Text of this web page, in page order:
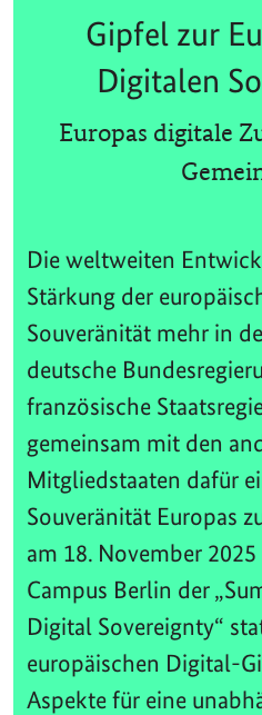
Gipfel zur
Digitalen
Europas digitale
Die weltweiten
Stärkung der
Souveränität mehr in
deutsche
französische
gemeinsam mit den
Mitgliedstaaten dafür
Souveränität Europas
am 18. November
Campus Berlin der
Digital Sovereignty“
europäischen Digital-
Aspekte für eine